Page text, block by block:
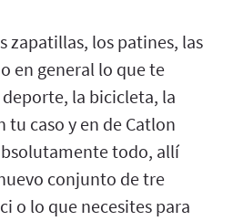
zapatillas, los patines, las
en general lo que te
la bicicleta, la
tu caso y en de Catlon
todo, allí
conjunto de tre
o lo que necesites para